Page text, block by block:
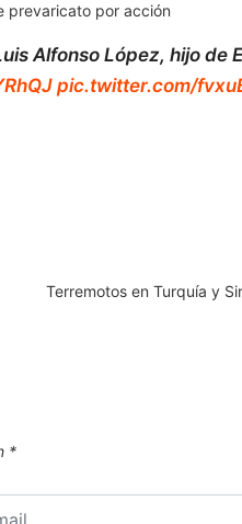
prevaricato por acción
Alfonso López, hijo de
pic.twitter.com/
Terremotos en Turquía y
*